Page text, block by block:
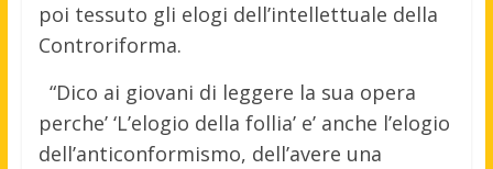
poi tessuto gli elogi dell’intellettuale della
Controriforma.
“Dico ai giovani di leggere la sua opera
perche’ ‘L’elogio della follia’ e’ anche l’elogio
dell’anticonformismo, dell’avere una